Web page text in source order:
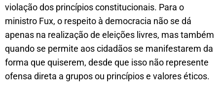
violação dos princípios constitucionais. Para o
ministro Fux, o respeito à democracia não se dá
apenas na realização de eleições livres, mas também
quando se permite aos cidadãos se manifestarem da
forma que quiserem, desde que isso não represente
ofensa direta a grupos ou princípios e valores éticos.